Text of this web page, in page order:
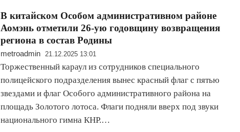
В китайском Особом административном районе
Аомэнь отметили 26-ую годовщину возвращения
региона в состав Родины
metroadmin 21.12.2025 13:01
Торжественный караул из сотрудников специального
полицейского подразделения вынес красный флаг с пятью
звездами и флаг Особого административного района на
площадь Золотого лотоса. Флаги подняли вверх под звуки
национального гимна КНР.…